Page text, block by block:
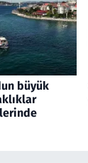
büyük